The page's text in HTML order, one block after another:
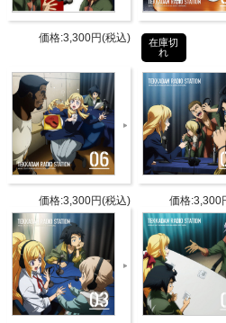
商品
発売日 2016年12月31日
パーソ
ナリテ
ィ
河西健吾（三
寺崎裕香（ク
ンスタイン 役）
ゲスト
第52回：
村田太志（ノ
内匠靖明（昭
石谷春貴（チ
濱野大輝（ダ
価格:3,300円(税込)
在庫切
れ
価格:3,300円(税込) 価格:3,300